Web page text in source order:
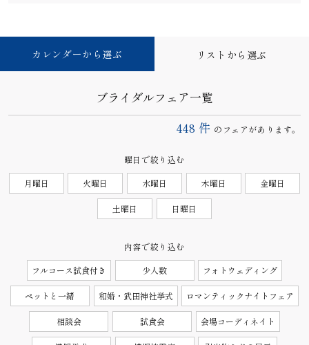
カレンダーから選ぶ リストから選ぶ
ブライダルフェア一覧
448 件 のフェアがあります。
曜日で絞り込む
月曜日
火曜日 水曜日 木曜日 金曜日
土曜日 日曜日
内容で絞り込む
フルコース試食付き
少人数 フォトウェディング
ペットと一緒 和婚・武田神社挙式 ロマンティックナイトフェア
相談会 試食会 会場コーディネイト